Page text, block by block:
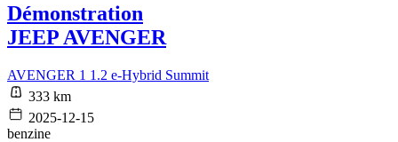
Démonstration
JEEP AVENGER
AVENGER 1 1.2 e-Hybrid Summit
333 km
2025-12-15
benzine